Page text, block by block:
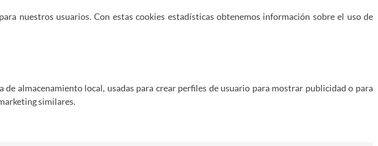
nuestros usuarios. Con estas cookies estadísticas obtenemos información sobre el uso de
almacenamiento local, usadas para crear perfiles de usuario para mostrar publicidad o para
similares.